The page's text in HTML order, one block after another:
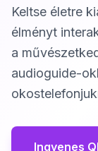
Keltse életre
élményt
a
audioguide-
Ingyenes